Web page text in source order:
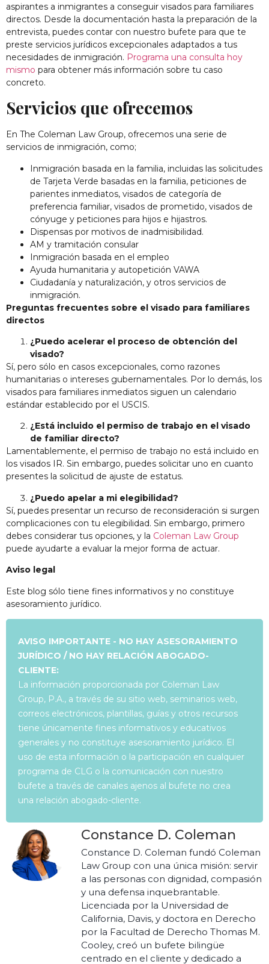
aspirantes a inmigrantes a conseguir visados para familiares
directos. Desde la documentación hasta la preparación de la
entrevista, puedes contar con nuestro bufete para que te
preste servicios jurídicos excepcionales adaptados a tus
necesidades de inmigración. Programa una consulta hoy
mismo para obtener más información sobre tu caso
concreto.
Servicios que ofrecemos
En The Coleman Law Group, ofrecemos una serie de
servicios de inmigración, como;
Inmigración basada en la familia, incluidas las solicitudes
de Tarjeta Verde basadas en la familia, peticiones de
parientes inmediatos, visados de categoría de
preferencia familiar, visados de prometido, visados de
cónyuge y peticiones para hijos e hijastros.
Dispensas por motivos de inadmisibilidad.
AM y tramitación consular
Inmigración basada en el empleo
Ayuda humanitaria y autopetición VAWA
Ciudadanía y naturalización, y otros servicios de
inmigración.
Preguntas frecuentes sobre el visado para familiares
directos
¿Puedo acelerar el proceso de obtención del
visado?
Sí, pero sólo en casos excepcionales, como razones
humanitarias o intereses gubernamentales. Por lo demás, los
visados para familiares inmediatos siguen un calendario
estándar establecido por el USCIS.
¿Está incluido el permiso de trabajo en el visado
de familiar directo?
Lamentablemente, el permiso de trabajo no está incluido en
los visados IR. Sin embargo, puedes solicitar uno en cuanto
presentes la solicitud de ajuste de estatus.
¿Puedo apelar a mi elegibilidad?
Sí, puedes presentar un recurso de reconsideración si surgen
complicaciones con tu elegibilidad. Sin embargo, primero
debes considerar tus opciones, y la Coleman Law Group
puede ayudarte a evaluar la mejor forma de actuar.
Aviso legal
Este blog sólo tiene fines informativos y no constituye
asesoramiento jurídico.
AVISO IMPORTANTE - NO HAY ASESORAMIENTO
JURÍDICO / NO HAY RELACIÓN ABOGADO-
CLIENTE:
La información proporcionada por Coleman Law
Group, P.A., a través de su sitio web, seminarios web,
correos electrónicos, plantillas, guías y otros recursos
tiene únicamente fines informativos y educativos
generales y no constituye asesoramiento jurídico. El
uso de esta información o la participación en cualquier
programa de CLG o la comunicación con nuestro
bufete a través de canales ajenos al bufete no crea
una relación abogado-cliente.
Constance D. Coleman
Constance D. Coleman fundó Coleman
Law Group con una única misión: servir
a las personas con dignidad, compasión
y una defensa inquebrantable.
Licenciada por la Universidad de
California, Davis, y doctora en Derecho
por la Facultad de Derecho Thomas M.
Cooley, creó un bufete bilingüe
centrado en el cliente y dedicado a